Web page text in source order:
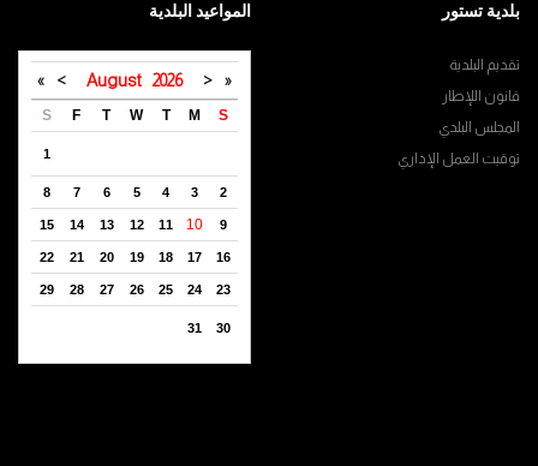
بلدية تستور
تقديم البلدية
قانون اللإطار
المجلس البلدي
توقيت العمل الإداري
المواعيد البلدية
«
<
August 2026
>
»
S
M
T
W
T
F
S
1
2
3
4
5
6
7
8
9
10
11
12
13
14
15
16
17
18
19
20
21
22
23
24
25
26
27
28
29
30
31